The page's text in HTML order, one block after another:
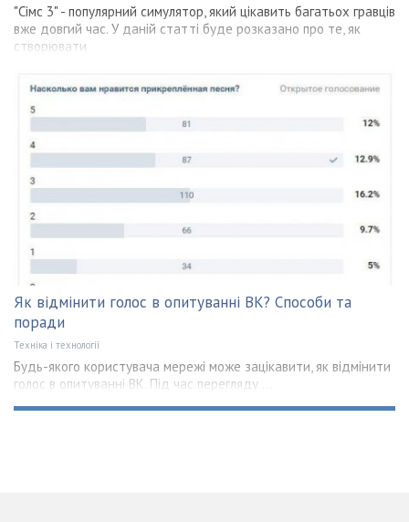
"Сімс 3" - популярний симулятор, який цікавить багатьох гравців
вже довгий час. У даній статті буде розказано про те, як
створювати
Як відмінити голос в опитуванні ВК? Способи та
поради
Техніка і технології
Будь-якого користувача мережі може зацікавити, як відмінити
голос в опитуванні ВК. Під час перегляду ...